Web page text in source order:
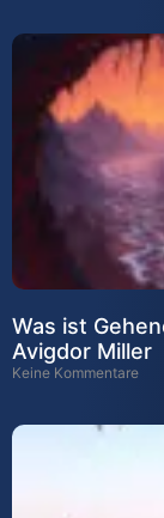
Was ist
Avigdor Miller
Keine Kommentare